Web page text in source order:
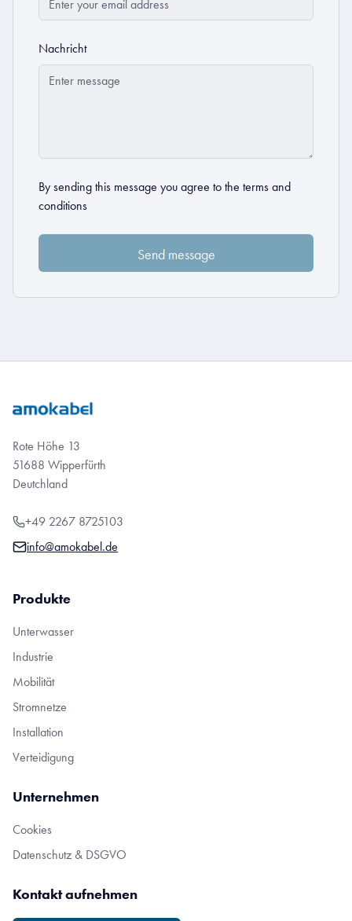
Nachricht
By sending this message you agree to the terms and
conditions
Rote Höhe 13
51688 Wipperfürth
Deutchland
+49 2267 8725103
info@amokabel.de
Produkte
Unterwasser
Industrie
Mobilität
Stromnetze
Installation
Verteidigung
Unternehmen
Cookies
Datenschutz & DSGVO
Kontakt aufnehmen